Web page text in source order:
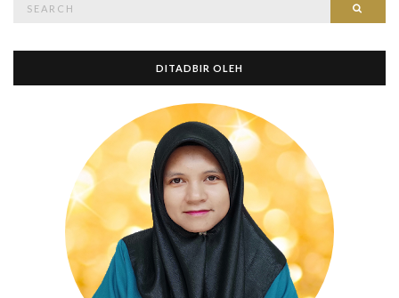
for:
DITADBIR OLEH